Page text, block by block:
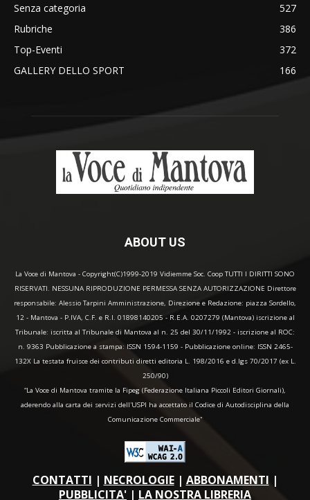
Senza categoria
527
Rubriche
386
Top-Eventi
372
GALLERY DELLO SPORT
166
ABOUT US
La Voce di Mantova - Copyright(C)1999-2019 Vidiemme Soc. Coop TUTTI I DIRITTI SONO
RISERVATI. NESSUNA RIPRODUZIONE PERMESSA SENZA AUTORIZZAZIONE Direttore
responsabile: Alessio Tarpini Amministrazione, Direzione e Redazione: piazza Sordello,
12 - Mantova - P.IVA, C.F. e R.I. 01898140205 - R.E.A. 0207279 (Mantova) iscrizione al
Tribunale: iscritta al Tribunale di Mantova al n. 25 del 30/11/1992 - iscrizione al ROC:
n. 9363 Pubblicazione a stampa: ISSN 1594-1159 - Pubblicazione online: ISSN 2465-
132X La testata fruisce dei contributi diretti editoria L. 198/2016 e d.lgs 70/2017 (ex L.
250/90)
“La Voce di Mantova tramite la Fipeg (Federazione Italiana Piccoli Editori Giornali),
aderendo alla carta dei servizi dell'USPI ha accettato il Codice di Autodisciplina della
Comunicazione Commerciale"
CONTATTI | NECROLOGIE| ABBONAMENTI |
PUBBLICITA' | LA NOSTRA LIBRERIA